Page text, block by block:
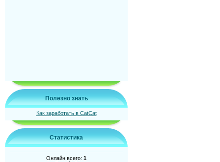
Полезно знать
Как заработать в CatCat
Статистика
Онлайн всего: 1